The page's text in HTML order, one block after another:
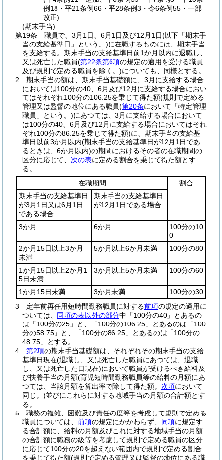
例18・平21条例66・平28条例3・令6条例55・一部
改正)
(期末手当)
第19条
職員で、3月1日、6月1日及び12月1日(以下「期末手
当の支給基準日」という。)に在職するものには、期末手当
を支給する。 期末手当の支給基準日前1か月以内に退職し、
又は死亡した職員(第22条第6項の規定の適用を受ける職員
及び規則で定める職員を除く。)についても、同様とする。
2
期末手当の額は、期末手当基礎額に、3月に支給する場合
においては100分の40、6月及び12月に支給する場合におい
てはそれぞれ100分の106.25を乗じて得た額(規則で定める
管理又は監督の地位にある職員(第20条において「特定管理
職員」という。)にあつては、3月に支給する場合において
は100分の40、6月及び12月に支給する場合においてはそれ
ぞれ100分の86.25を乗じて得た額)に、期末手当の支給基
準日以前3か月以内(期末手当の支給基準日が12月1日であ
るときは、6か月以内)の期間におけるその者の在職期間の
区分に応じて、 次の表に定める割合を乗じて得た額とす
る。
在職期間
割合
期末手当の支給基準日
が3月1日又は6月1日
である場合
期末手当の支給基準日
が12月1日である場合
3か月 6か月
100分の10
0
2か月15日以上3か月
未満
5か月以上6か月未満 100分の80
1か月15日以上2か月1
5日未満
3か月以上5か月未満 100分の60
1か月15日未満 3か月未満
100分の30
3
定年前再任用短時間勤務職員に対する前項の規定の適用に
ついては、 同項の表以外の部分中「100分の40」とあるの
は「100分の25」と、「100分の106.25」とあるのは「100
分の58.75」と、「100分の86.25」とあるのは「100分の
48.75」とする。
4
第2項の期末手当基礎額は、それぞれその期末手当の支給
基準日現在(退職し、又は死亡した職員にあつては、退職
し、又は死亡した日現在)において職員が受けるべき給料及
び扶養手当の月額(育児短時間勤務職員等の給料の月額にあ
つては、当該月額を算出率で除して得た額。 次項において
同じ。)並びにこれらに対する地域手当の月額の合計額とす
る。
5
職務の複雑、困難及び責任の度等を考慮して規則で定める
職員については、 前項の規定にかかわらず、 同項に規定す
る合計額に、給料の月額及びこれに対する地域手当の月額
の合計額に職務の級等を考慮して規則で定める職員の区分
に応じて100分の20を超えない範囲内で規則で定める割合
を乗じて得た額(規則で定める管理又は監督の地位にある職